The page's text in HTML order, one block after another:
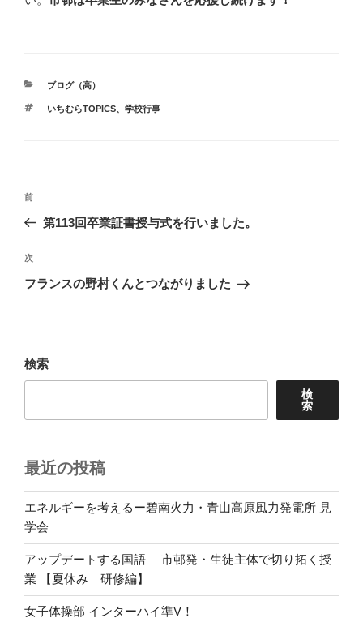
カ
ゴ
ブログ（高）
タ
いちむらTOPICS、 学校行事
投
ナ
ビ
ゲ
ン
前
の
稿
前
第113回卒業証書授与式を行いました。
次
の
次
フランスの野村くんとつながりました
検索
検
索
最近の投稿
エネルギーを考えるー碧南火力・青山高原風力発電所 見
学会
アップデートする国語 市邨発・生徒主体で切り拓く授
業 【夏休み 研修編】
女子体操部 インターハイ準V！